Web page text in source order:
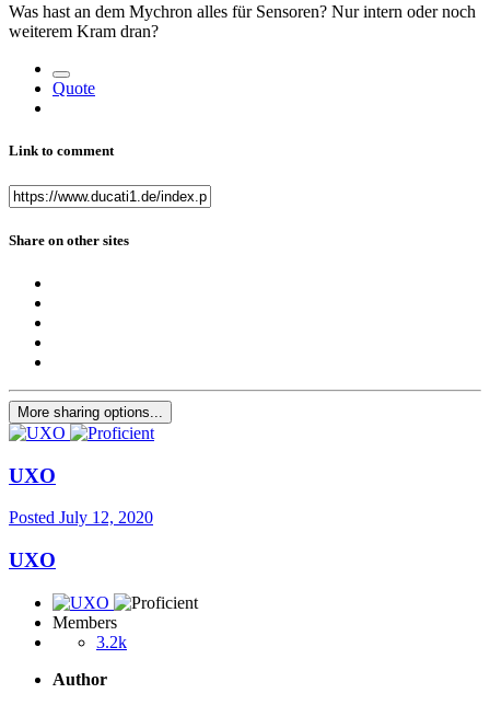
Was hast an dem Mychron alles für Sensoren? Nur intern oder noch
weiterem Kram dran?
Quote
Link to comment
Share on other sites
More sharing options...
UXO
Posted July 12, 2020
UXO
Members
3.2k
Author